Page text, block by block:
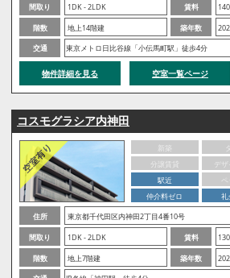
間取り
1DK - 2LDK 賃料
階数
地上14階建 築年数
交通
東京メトロ日比谷線「小伝馬町駅」徒歩4分
物件詳細を見る 空室一覧ページ
コスモグラシア内神田
新築
分譲賃貸
デ
駅近
仲介料ゼロ
礼
住所
東京都千代田区内神田2丁目4番10号
間取り
1DK - 2LDK 賃料
階数
地上7階建 築年数